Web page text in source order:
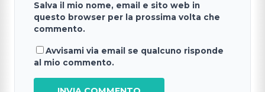
Salva il mio nome, email e sito web in
questo browser per la prossima volta che
commento.
Avvisami via email se qualcuno risponde
al mio commento.